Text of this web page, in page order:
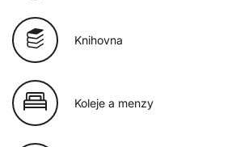
Knihovna
Koleje a menzy